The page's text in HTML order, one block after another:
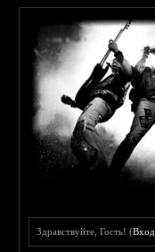
Здравствуйте, Гость! (Вход